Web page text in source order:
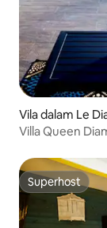
Vila dalam Le
Villa Queen
Superhost
Superhost